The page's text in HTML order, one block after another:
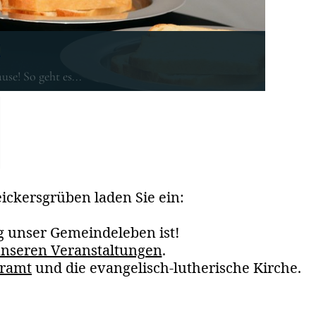
So geht es...
laden Sie ein:
Gemeindeleben ist!
Veranstaltungen.
und die evangelisch-lutherische Kirche.